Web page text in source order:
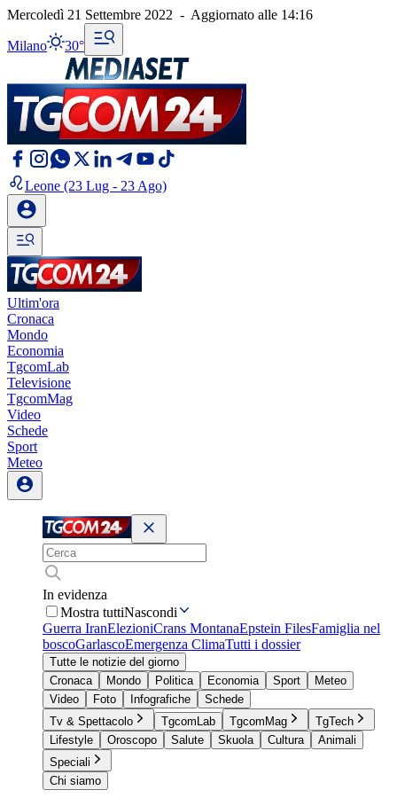
Mercoledì 21 Settembre 2022 - Aggiornato alle 14:16
Milano 30°
Leone (23 Lug - 23 Ago)
Ultim'ora
Cronaca
Mondo
Economia
TgcomLab
Televisione
TgcomMag
Video
Schede
Sport
Meteo
In evidenza
Mostra tuttiNascondi
Guerra IranElezioniCrans MontanaEpstein FilesFamiglia nel
boscoGarlascoEmergenza ClimaTutti i dossier
Tutte le notizie del giorno
Cronaca
Mondo Politica Economia Sport
Meteo
Video
Foto Infografiche
Schede
Tv & Spettacolo
TgcomLab TgcomMag
TgTech
Lifestyle
Oroscopo Salute Skuola Cultura
Animali
Speciali
Chi siamo